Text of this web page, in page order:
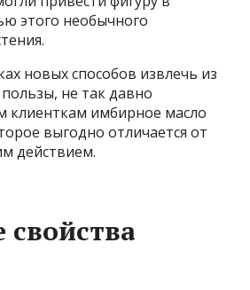
этого необычного
новых способов извлечь из
не так давно
клиенткам имбирное масло
выгодно отличается от
действием.